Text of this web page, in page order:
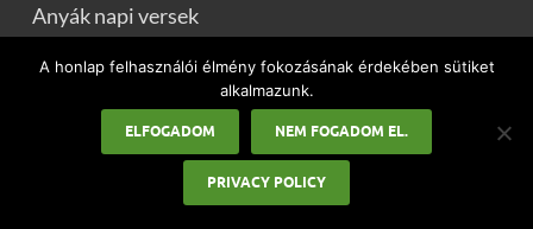
Anyák napi versek
Apák napja
Ballagás
Egyéb ünnepek
A honlap felhasználói élmény fokozásának érdekében sütiket
alkalmazunk.
ELFOGADOM NEM FOGADOM EL.
PRIVACY POLICY